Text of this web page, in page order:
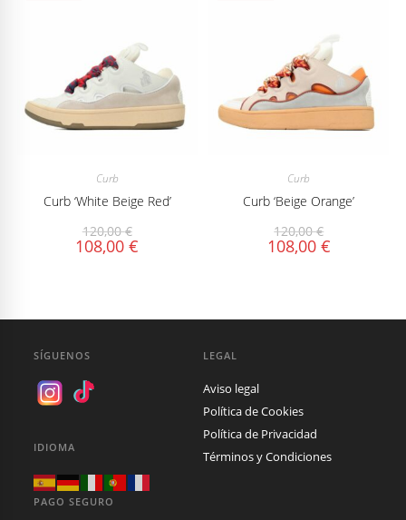
Curb
Curb ‘White Beige Red’
120,00€
108,00€
Curb
Curb ‘Beige Orange’
120,00€
108,00 €
SÍGUENOS
IDIOMA
LEGAL
Aviso legal
Política de Cookies
Política de Privacidad
Términos y Condiciones
PAGO SEGURO